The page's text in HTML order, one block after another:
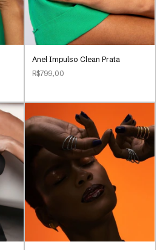
Anel Impulso Clean Prata
R$799,00